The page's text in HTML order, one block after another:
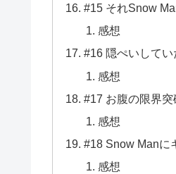
#15 それSnow
感想
#16 隠ぺいして
感想
#17 お腹の限界
感想
#18 Snow Manに
感想